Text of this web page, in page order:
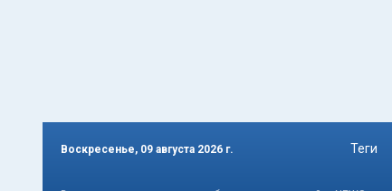
Воскресенье, 09 августа 2026 г. Теги